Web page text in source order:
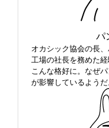
パ
オカシック協会の長
工場の社長を務めた
こんな格好に。なぜ
が影響しているようだ